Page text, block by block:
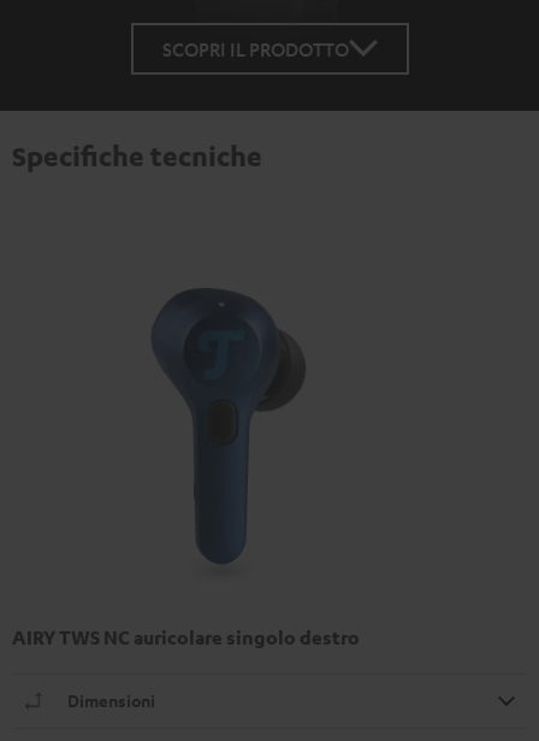
SCOPRI IL PRODOTTO
Specifiche tecniche
AIRY TWS NC auricolare singolo destro
Dimensioni